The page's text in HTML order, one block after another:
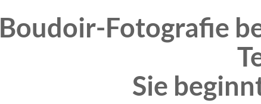
Boudoir-Fotografie
Sie